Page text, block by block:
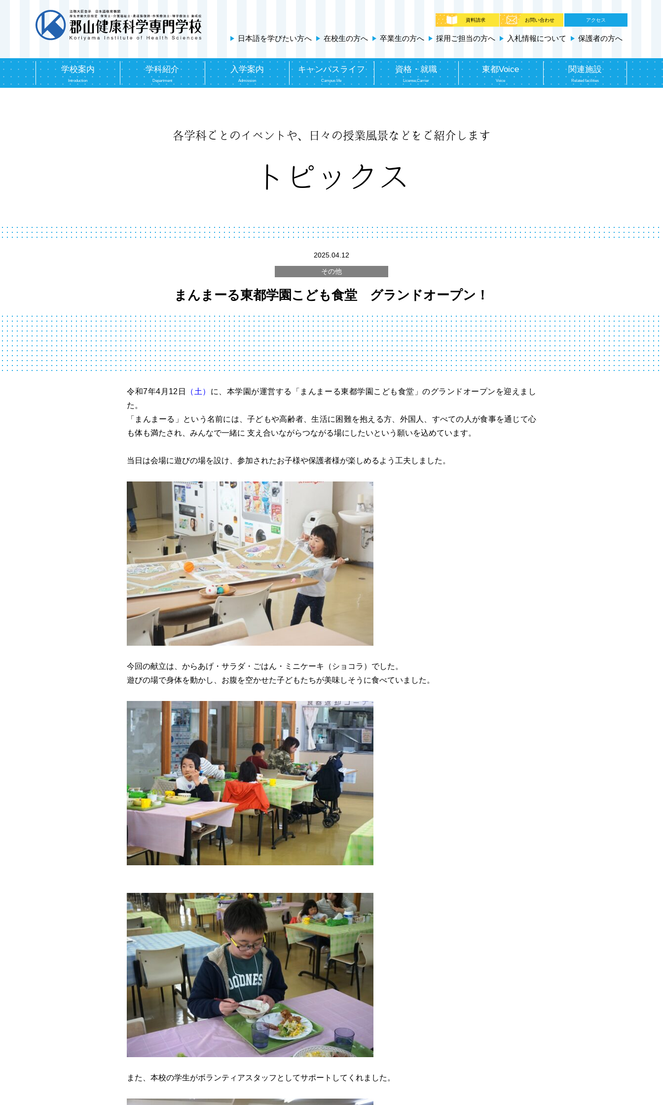
資料請求 お問い合わせ アクセス
日本語を学びたい方へ 在校生の方へ 卒業生の方へ 採用ご担当の方へ 入札情報について 保護者の方へ
学校案内
Introduction
学科紹介
Department
入学案内
Admission
キャンパスライフ
Campus life
資格・就職
License,Carrier
東都Voice
Voice
関連施設
Related facilities
各学科ごとのイベントや、 日々の授業風景などをご紹介します
トピックス
2025.04.12
その他
まんまーる東都学園こども食堂 グランドオープン！
令和7年4月12日 （土） に、本学園が運営する「まんまーる東都学園こども食堂」のグランドオープンを迎えまし
た。
「まんまーる」という名前には、子どもや高齢者、生活に困難を抱える方、外国人、すべての人が食事を通じて心
も体も満たされ、みんなで一緒に 支え合いながらつながる場にしたいという願いを込めています。
当日は会場に遊びの場を設け、参加されたお子様や保護者様が楽しめるよう工夫しました。
今回の献立は、からあげ・サラダ・ごはん・ミニケーキ（ショコラ）でした。
遊びの場で身体を動かし、お腹を空かせた子どもたちが美味しそうに食べていました。
また、本校の学生がボランティアスタッフとしてサポートしてくれました。